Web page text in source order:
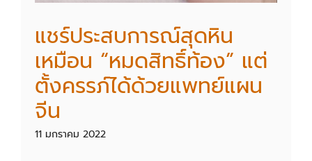
แชร์ประสบการณ์สุดหิน
เหมือน “หมดสิทธิ์ท้อง” แต่
ตั้งครรภ์ได้ด้วยแพทย์แผน
จีน
11 มกราคม 2022